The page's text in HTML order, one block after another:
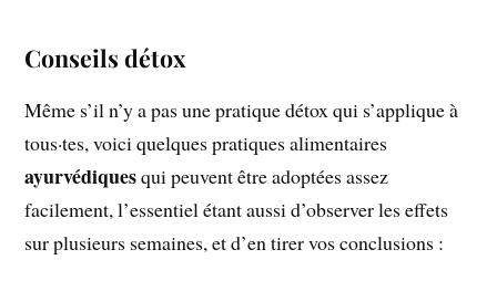
Conseils détox
Même s’il n’y a pas une pratique détox qui s’applique à
tous·tes, voici quelques pratiques alimentaires
ayurvédiquesqui peuvent être adoptées assez
facilement, l’essentiel étant aussi d’observer les effets
sur plusieurs semaines, et d’en tirer vos conclusions :